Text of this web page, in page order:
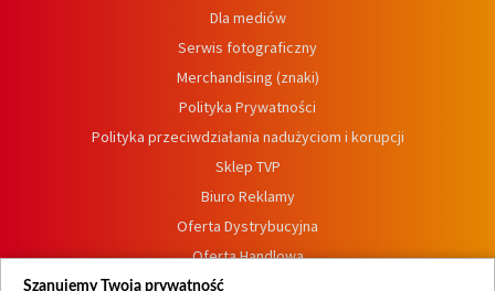
Dla mediów
Serwis fotograficzny
Merchandising (znaki)
Polityka Prywatności
Polityka przeciwdziałania nadużyciom i korupcji
Sklep TVP
Biuro Reklamy
Oferta Dystrybucyjna
Oferta Handlowa
Dostępność
Szanujemy Twoją prywatność